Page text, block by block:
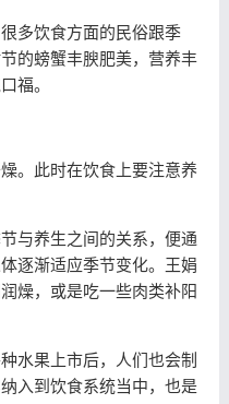
多饮食方面的民俗跟季
的螃蟹丰腴肥美，营养丰
福。
此时在饮食上要注意养
养生之间的关系，便通
逐渐适应季节变化。王娟
燥，或是吃一些肉类补阳
果上市后，人们也会制
入到饮食系统当中，也是